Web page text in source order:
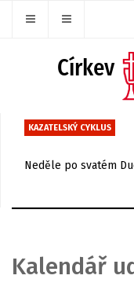
KAZATELSKÝ CYKLUS
Neděle po svatém
Kalendář